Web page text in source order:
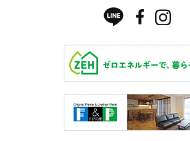
安全・健康へのこだわり
ラインナップ
自然素材のデザイン住宅
リフォーム・リノベーション
イベント情報